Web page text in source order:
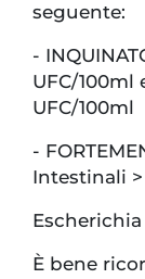
seguente:
-
UFC/100ml
UFC/100ml
-
Intestinali >
Escherichia
È bene